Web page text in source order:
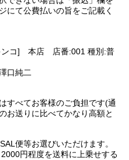
にて公費払いの旨をご記載く
ンコ] 本店 店番:001 種別:普
口純二
べてお客様のご負担です(通
お送りに比べてかなり高額と
便等お選びいただけます。
円程度を送料に上乗せする